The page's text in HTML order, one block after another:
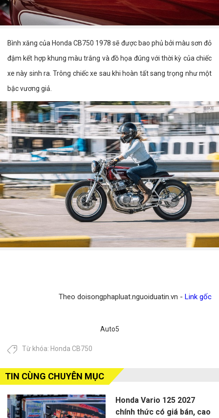
Bình xăng của Honda CB750 1978 sẽ được bao phủ bởi màu sơn đỏ
đậm kết hợp khung màu trắng và đồ họa đúng với thời kỳ của chiếc
xe này sinh ra. Trông chiếc xe sau khi hoàn tất sang trọng như một
bậc vương giả.
Theo doisongphapluat.nguoiduatin.vn - Link gốc
Auto5
Từ khóa: Honda CB750
TIN CÙNG CHUYÊN MỤC
Honda Vario 125 2027
chính thức có giá bán, cao